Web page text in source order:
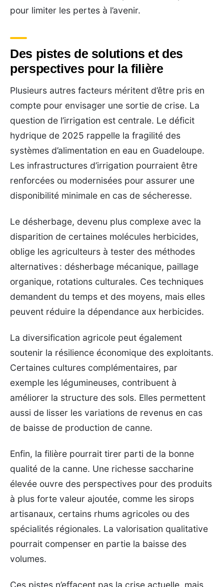
pour limiter les pertes à l’avenir.
Des pistes de solutions et des
perspectives pour la filière
Plusieurs autres facteurs méritent d’être pris en
compte pour envisager une sortie de crise. La
question de l’irrigation est centrale. Le déficit
hydrique de 2025 rappelle la fragilité des
systèmes d’alimentation en eau en Guadeloupe.
Les infrastructures d’irrigation pourraient être
renforcées ou modernisées pour assurer une
disponibilité minimale en cas de sécheresse.
Le désherbage, devenu plus complexe avec la
disparition de certaines molécules herbicides,
oblige les agriculteurs à tester des méthodes
alternatives : désherbage mécanique, paillage
organique, rotations culturales. Ces techniques
demandent du temps et des moyens, mais elles
peuvent réduire la dépendance aux herbicides.
La diversification agricole peut également
soutenir la résilience économique des exploitants.
Certaines cultures complémentaires, par
exemple les légumineuses, contribuent à
améliorer la structure des sols. Elles permettent
aussi de lisser les variations de revenus en cas
de baisse de production de canne.
Enfin, la filière pourrait tirer parti de la bonne
qualité de la canne. Une richesse saccharine
élevée ouvre des perspectives pour des produits
à plus forte valeur ajoutée, comme les sirops
artisanaux, certains rhums agricoles ou des
spécialités régionales. La valorisation qualitative
pourrait compenser en partie la baisse des
volumes.
Ces pistes n’effacent pas la crise actuelle, mais